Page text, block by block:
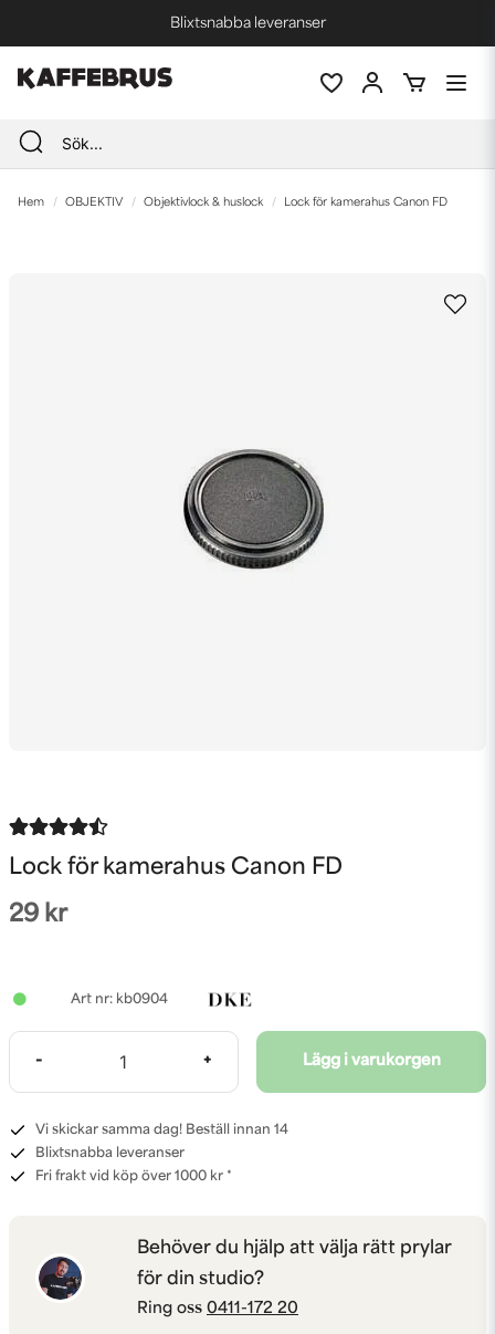
Blixtsnabba leveranser
Fri frakt vid köp över 1000 kr *
Hem OBJEKTIV Objektivlock & huslock Lock för kamerahus Canon FD
Lock för kamerahus Canon FD
29 kr
kb0904
- + Lägg i varukorgen
Vi skickar samma dag! Beställ innan 14
Blixtsnabba leveranser
Fri frakt vid köp över 1000 kr *
Behöver du hjälp att välja rätt prylar
för din studio?
Ring oss 0411-172 20